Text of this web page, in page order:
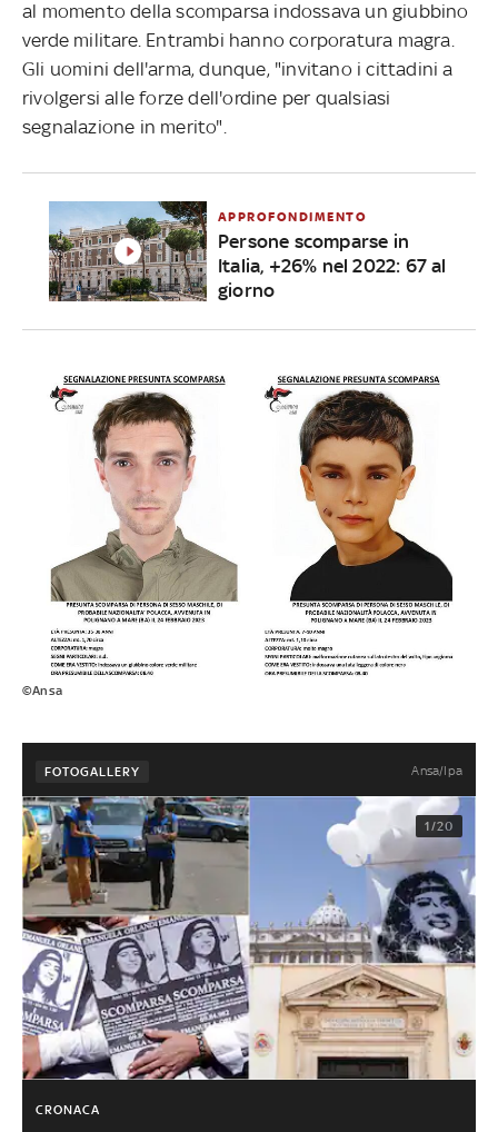
al momento della scomparsa indossava un giubbino
verde militare. Entrambi hanno corporatura magra.
Gli uomini dell'arma, dunque, "invitano i cittadini a
rivolgersi alle forze dell'ordine per qualsiasi
segnalazione in merito".
APPROFONDIMENTO
Persone scomparse in
Italia, +26% nel 2022: 67 al
giorno
©Ansa
FOTOGALLERY Ansa/Ipa
1/20
CRONACA